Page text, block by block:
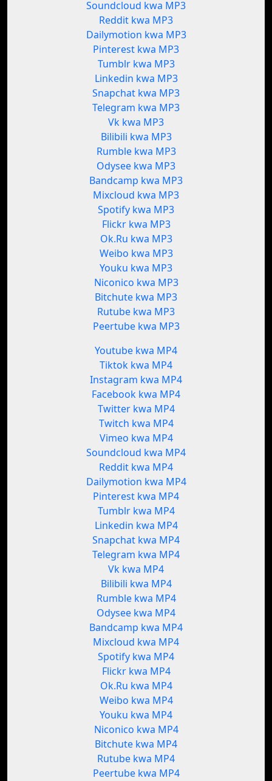
Soundcloud kwa MP3
Reddit kwa MP3
Dailymotion kwa MP3
Pinterest kwa MP3
Tumblr kwa MP3
Linkedin kwa MP3
Snapchat kwa MP3
Telegram kwa MP3
Vk kwa MP3
Bilibili kwa MP3
Rumble kwa MP3
Odysee kwa MP3
Bandcamp kwa MP3
Mixcloud kwa MP3
Spotify kwa MP3
Flickr kwa MP3
Ok.Ru kwa MP3
Weibo kwa MP3
Youku kwa MP3
Niconico kwa MP3
Bitchute kwa MP3
Rutube kwa MP3
Peertube kwa MP3
Youtube kwa MP4
Tiktok kwa MP4
Instagram kwa MP4
Facebook kwa MP4
Twitter kwa MP4
Twitch kwa MP4
Vimeo kwa MP4
Soundcloud kwa MP4
Reddit kwa MP4
Dailymotion kwa MP4
Pinterest kwa MP4
Tumblr kwa MP4
Linkedin kwa MP4
Snapchat kwa MP4
Telegram kwa MP4
Vk kwa MP4
Bilibili kwa MP4
Rumble kwa MP4
Odysee kwa MP4
Bandcamp kwa MP4
Mixcloud kwa MP4
Spotify kwa MP4
Flickr kwa MP4
Ok.Ru kwa MP4
Weibo kwa MP4
Youku kwa MP4
Niconico kwa MP4
Bitchute kwa MP4
Rutube kwa MP4
Peertube kwa MP4